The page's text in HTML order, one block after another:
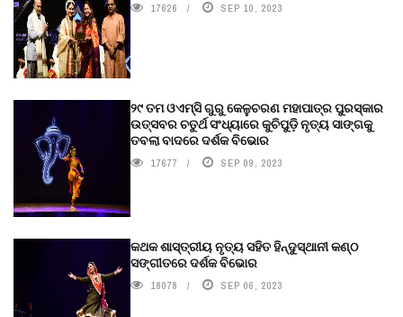
17626 SEP 10, 2023
୨୯ ତମ ଓଏମ୍‌ସି ଗୁରୁ କେଳୁଚରଣ ମହାପାତ୍ର ପୁରସ୍କାର
ଉତ୍ସବର ଚତୁର୍ଥ ସଂଧ୍ୟାରେ କୁଚିପୁଡ଼ି ନୃତ୍ୟ ସାଙ୍ଗକୁ
ତବଲା ବାଦରେ ଦର୍ଶକ ବିଭୋର
17677 SEP 09, 2023
କଥକ ଶାସ୍ତ୍ରୀୟ ନୃତ୍ୟ ସହିତ ହିନ୍ଦୁସ୍ଥାନୀ କଣ୍ଠ
ସଙ୍ଗୀତରେ ଦର୍ଶକ ବିଭୋର
18078 SEP 06, 2023